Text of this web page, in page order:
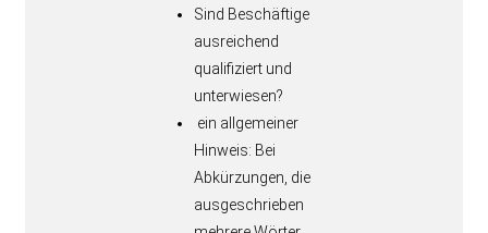
Sind Beschäftige
ausreichend
qualifiziert und
unterwiesen?
ein allgemeiner
Hinweis: Bei
Abkürzungen, die
ausgeschrieben